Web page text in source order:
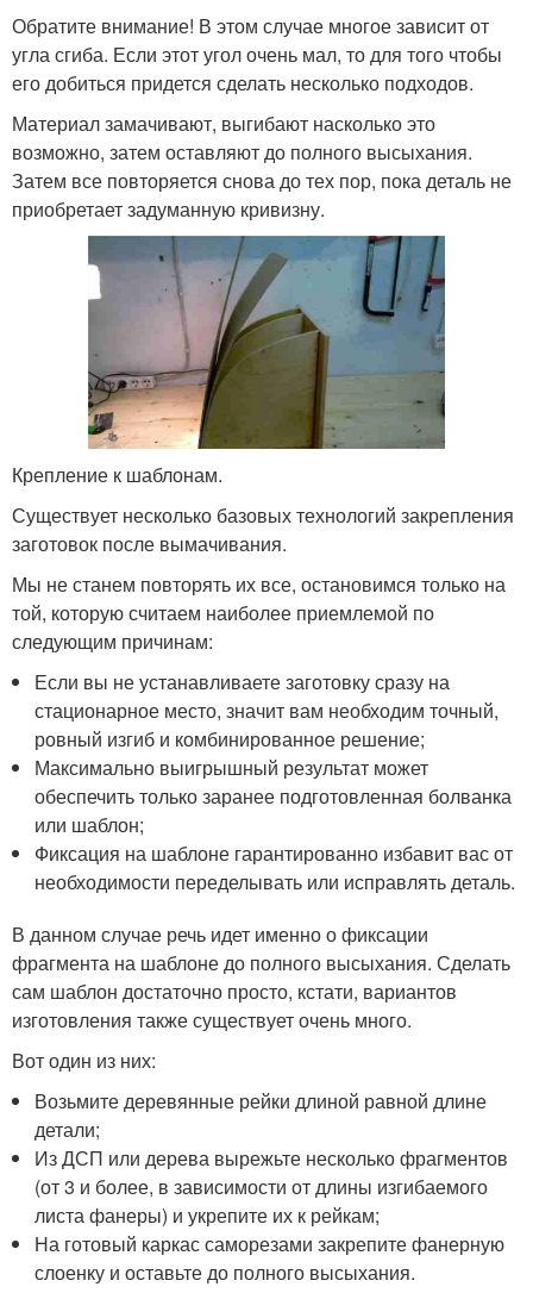
Обратите внимание! В этом случае многое зависит от
угла сгиба. Если этот угол очень мал, то для того чтобы
его добиться придется сделать несколько подходов.
Материал замачивают, выгибают насколько это
возможно, затем оставляют до полного высыхания.
Затем все повторяется снова до тех пор, пока деталь не
приобретает задуманную кривизну.
Крепление к шаблонам.
Существует несколько базовых технологий закрепления
заготовок после вымачивания.
Мы не станем повторять их все, остановимся только на
той, которую считаем наиболее приемлемой по
следующим причинам:
Если вы не устанавливаете заготовку сразу на
стационарное место, значит вам необходим точный,
ровный изгиб и комбинированное решение;
Максимально выигрышный результат может
обеспечить только заранее подготовленная болванка
или шаблон;
Фиксация на шаблоне гарантированно избавит вас от
необходимости переделывать или исправлять деталь.
В данном случае речь идет именно о фиксации
фрагмента на шаблоне до полного высыхания. Сделать
сам шаблон достаточно просто, кстати, вариантов
изготовления также существует очень много.
Вот один из них:
Возьмите деревянные рейки длиной равной длине
детали;
Из ДСП или дерева вырежьте несколько фрагментов
(от 3 и более, в зависимости от длины изгибаемого
листа фанеры) и укрепите их к рейкам;
На готовый каркас саморезами закрепите фанерную
слоенку и оставьте до полного высыхания.